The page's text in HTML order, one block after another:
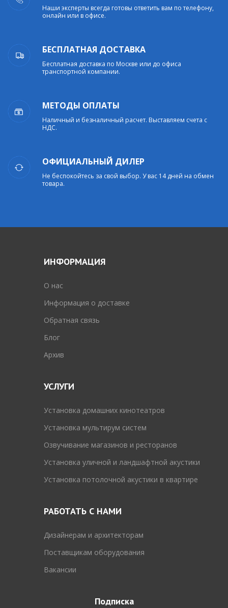
Наши эксперты всегда готовы ответить вам по телефону,
онлайн или в офисе.
БЕСПЛАТНАЯ ДОСТАВКА
Бесплатная доставка по Москве или до офиса
транспортной компании.
МЕТОДЫ ОПЛАТЫ
Наличный и безналичный расчет. Выставляем счета с
НДС.
ОФИЦИАЛЬНЫЙ ДИЛЕР
Не беспокойтесь за свой выбор. У вас 14 дней на обмен
товара.
ИНФОРМАЦИЯ
O нас
Информация о доставке
Обратная связь
Блог
Архив
УСЛУГИ
Установка домашних кинотеатров
Установка мультирум систем
Озвучивание магазинов и ресторанов
Установка уличной и ландшафтной акустики
Установка потолочной акустики в квартире
РАБОТАТЬ С НАМИ
Дизайнерам и архитекторам
Поставщикам оборудования
Вакансии
Подписка